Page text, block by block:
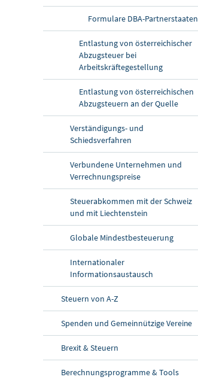
Formulare DBA-Partnerstaaten
Entlastung von österreichischer
Abzugsteuer bei
Arbeitskräftegestellung
Entlastung von österreichischen
Abzugsteuern an der Quelle
Verständigungs- und
Schiedsverfahren
Verbundene Unternehmen und
Verrechnungspreise
Steuerabkommen mit der Schweiz
und mit Liechtenstein
Globale Mindestbesteuerung
Internationaler
Informationsaustausch
Steuern von A-Z
Spenden und Gemeinnützige Vereine
Brexit & Steuern
Berechnungsprogramme & Tools